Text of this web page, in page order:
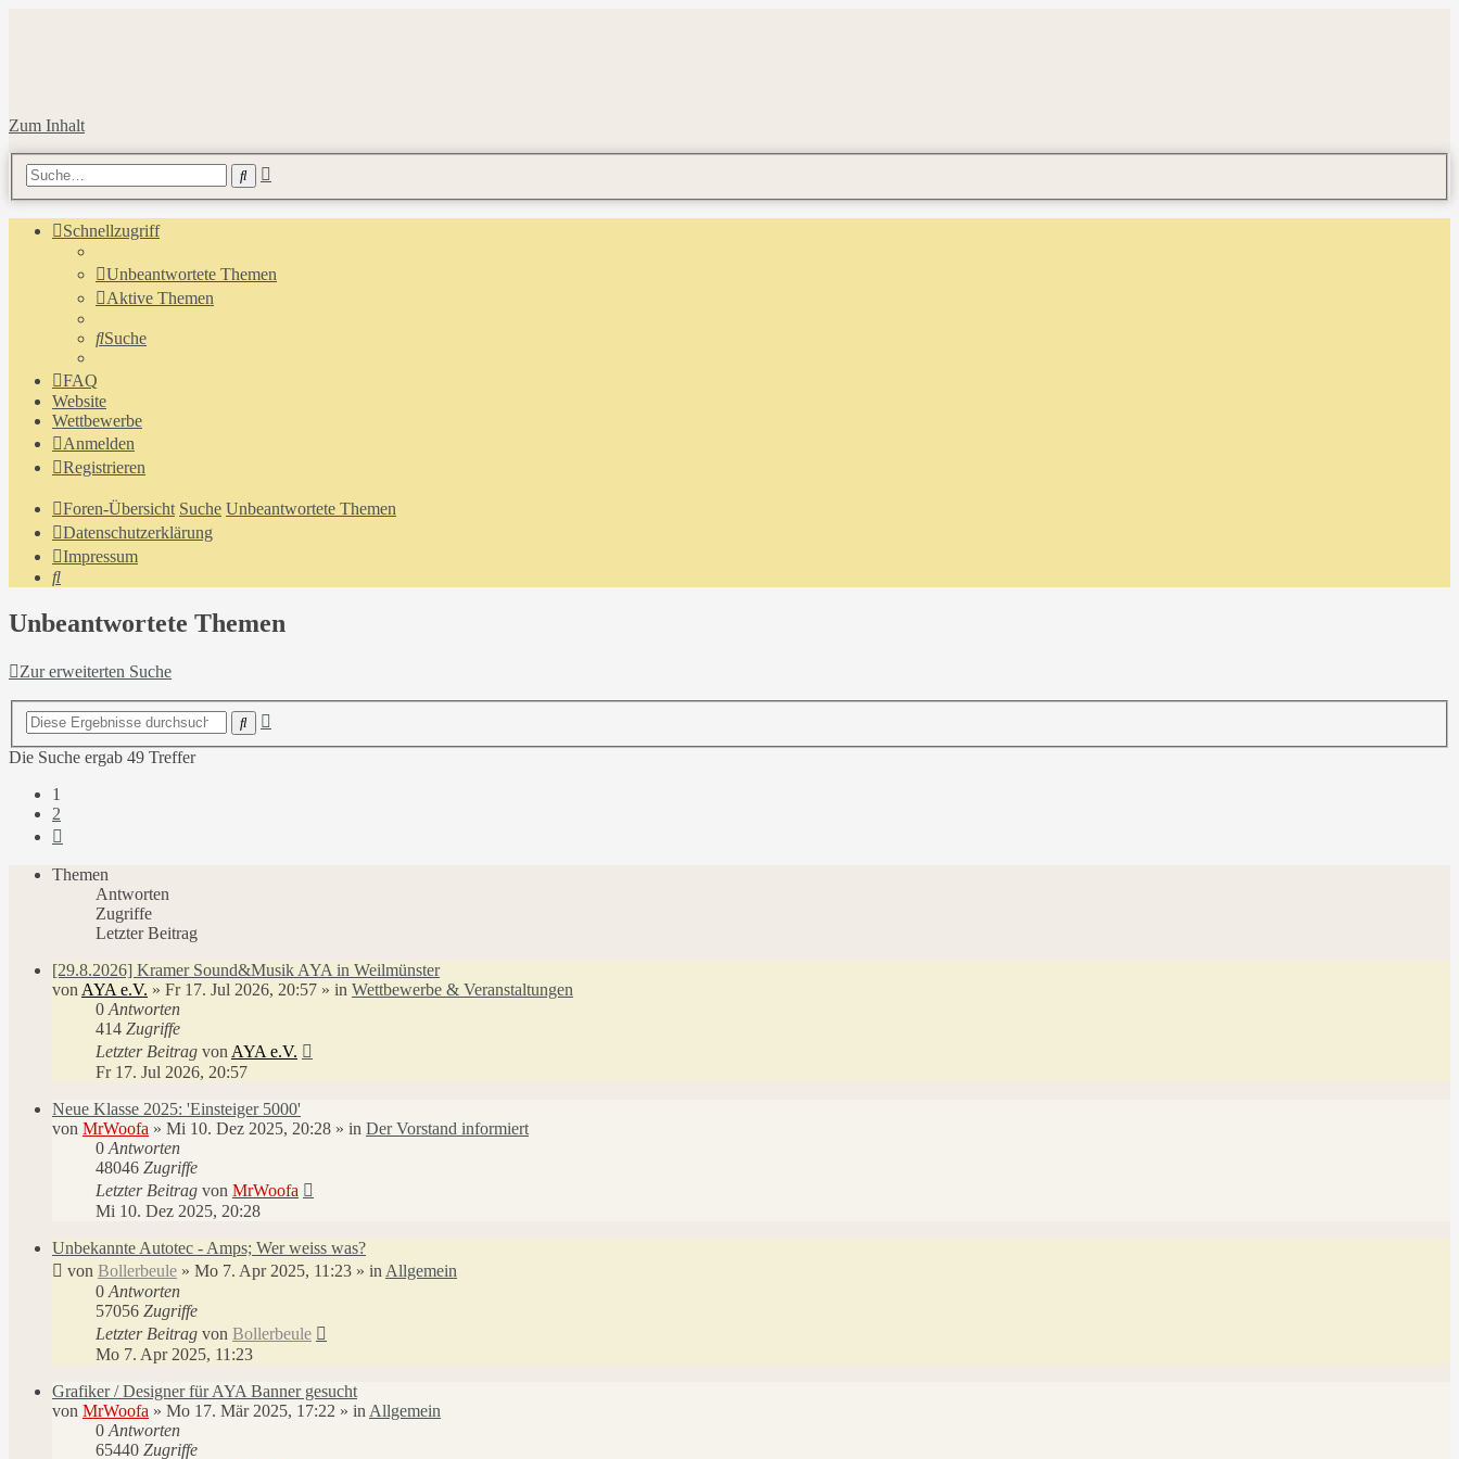
Zum Inhalt
Suche
Schnellzugriff
Unbeantwortete Themen
Aktive Themen
Suche
FAQ
Website
Wettbewerbe
Anmelden
Registrieren
Foren-Übersicht Suche Unbeantwortete Themen
Datenschutzerklärung
Impressum
Suche
Unbeantwortete Themen
Zur erweiterten Suche
Suche
Die Suche ergab 49 Treffer
1
2
Themen
Antworten
Zugriffe
Letzter Beitrag
[29.8.2026] Kramer Sound&Musik AYA in Weilmünster
von AYA e.V. » Fr 17. Jul 2026, 20:57 » in Wettbewerbe & Veranstaltungen
0 Antworten
414 Zugriffe
Letzter Beitrag von AYA e.V.
Fr 17. Jul 2026, 20:57
Neue Klasse 2025: 'Einsteiger 5000'
von MrWoofa » Mi 10. Dez 2025, 20:28 » in Der Vorstand informiert
0 Antworten
48046 Zugriffe
Letzter Beitrag von MrWoofa
Mi 10. Dez 2025, 20:28
Unbekannte Autotec - Amps; Wer weiss was?
von Bollerbeule » Mo 7. Apr 2025, 11:23 » in Allgemein
0 Antworten
57056 Zugriffe
Letzter Beitrag von Bollerbeule
Mo 7. Apr 2025, 11:23
Grafiker / Designer für AYA Banner gesucht
von MrWoofa » Mo 17. Mär 2025, 17:22 » in Allgemein
0 Antworten
65440 Zugriffe